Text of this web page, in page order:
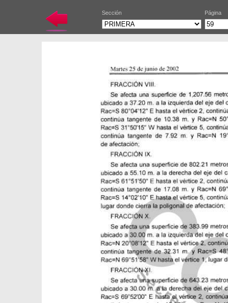
Sección Página